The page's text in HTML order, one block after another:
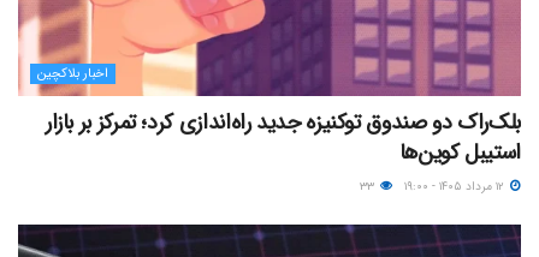
اخبار بلاکچین
بلک‌راک دو صندوق توکنیزه جدید راه‌اندازی کرد؛ تمرکز بر بازار
استیبل کوین‌ها